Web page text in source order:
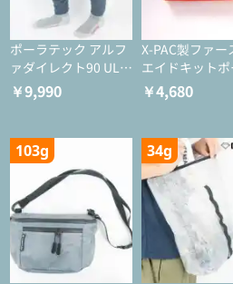
ポーラテック アルフ
ァダイレクト90 ULタ
イツ
￥9,990
X-PAC製ファー
エイドキット
￥4,680
103g 34g